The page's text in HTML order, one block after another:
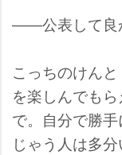
――公表して良
こっちのけん
を楽しんでも
で。自分で勝
じゃう人は多